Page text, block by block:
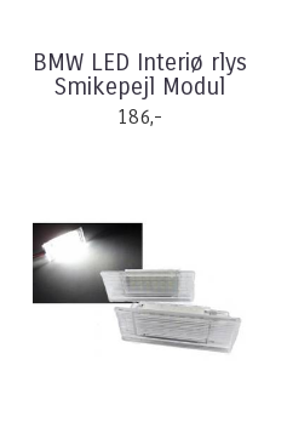
BMW LED Interiø rlys
Smikepejl Modul
186,-